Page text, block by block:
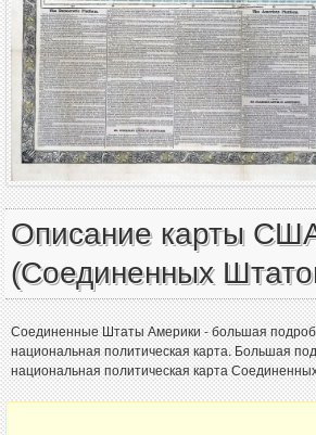
Описание карты
(Соединенных
Соединенные Штаты Америки - большая
национальная политическая карта. Большая
национальная политическая карта